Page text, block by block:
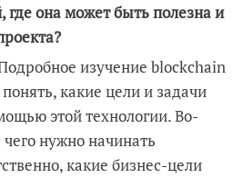
она может быть полезна и
изучение blockchain
какие цели и задачи
этой технологии. Во-
нужно начинать
какие бизнес-цели